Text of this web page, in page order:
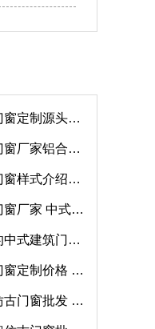
安徽仿古门窗定制源头厂家 好打理免维护-冠墅阳光
中式仿古门窗厂家铝合金仿古门窗定制 5年质保
明朝建筑门窗样式介绍——冠墅阳光
南京仿古门窗厂家 中式仿古门窗定制 节能防水
从古至今的中式建筑门窗到底有多美「冠墅阳光」
仿古中式门窗定制价格 铝合金仿古门窗报价
园林景区仿古门窗批发 铝合金仿古门窗采购-冠墅阳光